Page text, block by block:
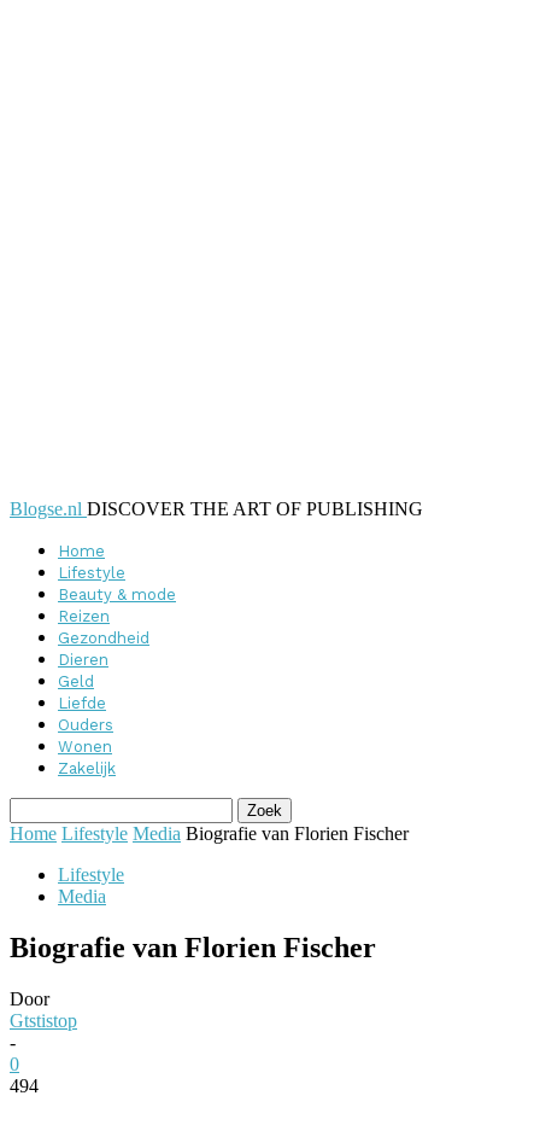
Blogse.nl DISCOVER THE ART OF PUBLISHING
Home
Lifestyle
Beauty & mode
Reizen
Gezondheid
Dieren
Geld
Liefde
Ouders
Wonen
Zakelijk
Home Lifestyle Media Biografie van Florien Fischer
Lifestyle
Media
Biografie van Florien Fischer
Door
Gtstistop
-
0
494